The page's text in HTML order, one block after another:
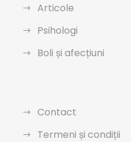
Articole
Psihologi
Boli și afecțiuni
Contact
Termeni și condiții